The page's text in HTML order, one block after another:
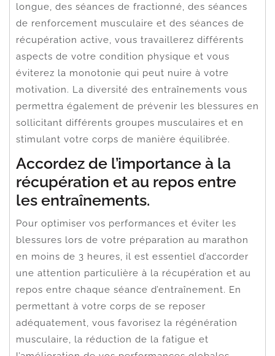
longue, des séances de fractionné, des séances
de renforcement musculaire et des séances de
récupération active, vous travaillerez différents
aspects de votre condition physique et vous
éviterez la monotonie qui peut nuire à votre
motivation. La diversité des entraînements vous
permettra également de prévenir les blessures en
sollicitant différents groupes musculaires et en
stimulant votre corps de manière équilibrée.
Accordez de l’importance à la
récupération et au repos entre
les entraînements.
Pour optimiser vos performances et éviter les
blessures lors de votre préparation au marathon
en moins de 3 heures, il est essentiel d’accorder
une attention particulière à la récupération et au
repos entre chaque séance d’entraînement. En
permettant à votre corps de se reposer
adéquatement, vous favorisez la régénération
musculaire, la réduction de la fatigue et